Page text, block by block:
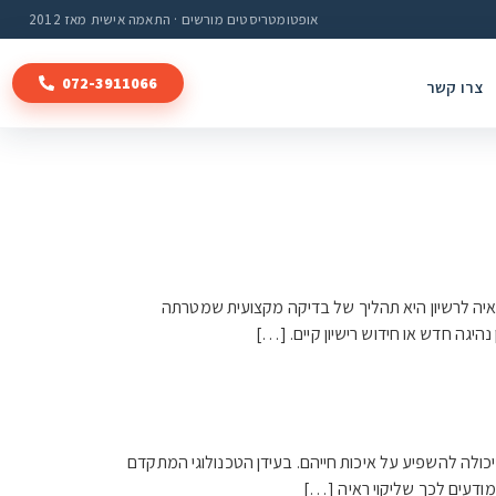
אופטומטריסטים מורשים · התאמה אישית מאז 2012
צרו קשר 072-3911066
לרשיון היא תהליך של בדיקה מקצועית שמטרתה
חדש או חידוש רישיון קיים. […]
להשפיע על איכות חייהם. בעידן הטכנולוגי המתקדם
לכך שליקוי ראיה […]